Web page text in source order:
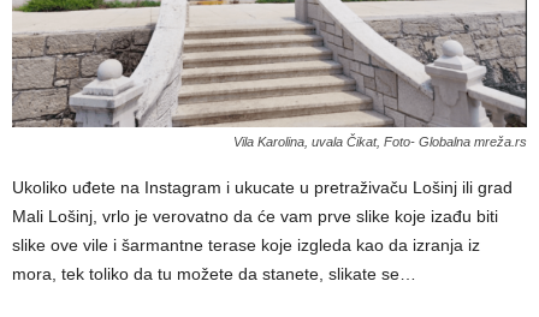
Vila Karolina, uvala Čikat, Foto- Globalna mreža.rs
Ukoliko uđete na Instagram i ukucate u pretraživaču Lošinj ili grad
Mali Lošinj, vrlo je verovatno da će vam prve slike koje izađu biti
slike ove vile i šarmantne terase koje izgleda kao da izranja iz
mora, tek toliko da tu možete da stanete, slikate se…